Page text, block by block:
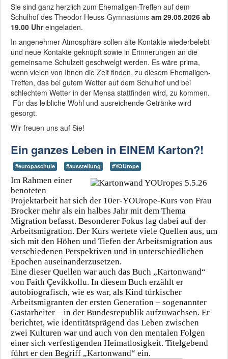
Sie sind ganz herzlich zum Ehemaligen-Treffen auf dem
Schulhof des Theodor-Heuss-Gymnasiums am 29.05.2026 ab
19.00 Uhreingeladen.
In angenehmer Atmosphäre sollen alte Kontakte wiederbelebt
und neue Kontakte geknüpft sowie in Erinnerungen an die
gemeinsame Schulzeit geschwelgt werden. Es wäre prima,
wenn vielen von Ihnen die Zeit finden, zu diesem Ehemaligen-
Treffen, das bei gutem Wetter auf dem Schulhof und bei
schlechtem Wetter in der Mensa stattfinden wird, zu kommen.
Für das leibliche Wohl und ausreichende Getränke wird
gesorgt.
Wir freuen uns auf Sie!
Ein ganzes Leben in EINEM Karton?!
#europaschule #ausstellung #YOUrope
Im Rahmen einer
benoteten
Projektarbeit hat sich der 10er-YOUrope-Kurs von Frau
Brocker mehr als ein halbes Jahr mit dem Thema
Migration befasst. Besonderer Fokus lag dabei auf der
Arbeitsmigration. Der Kurs wertete viele Quellen aus, um
sich mit den Höhen und Tiefen der Arbeitsmigration aus
verschiedenen Perspektiven und in unterschiedlichen
Epochen auseinanderzusetzen.
Eine dieser Quellen war auch das Buch „Kartonwand“
von Faith Çevikkollu. In diesem Buch erzählt er
autobiografisch, wie es war, als Kind türkischer
Arbeitsmigranten der ersten Generation – sogenannter
Gastarbeiter – in der Bundesrepublik aufzuwachsen. Er
berichtet, wie identitätsprägend das Leben zwischen
zwei Kulturen war und auch von den mentalen Folgen
einer sich verfestigenden Heimatlosigkeit. Titelgebend
führt er den Begriff „Kartonwand“ ein.